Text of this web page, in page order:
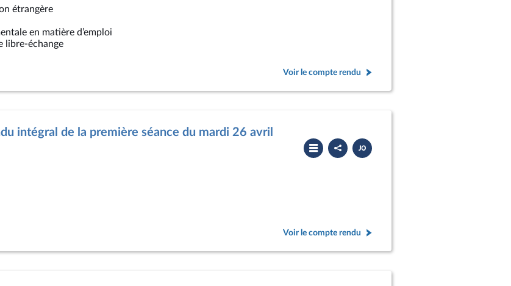
étrangère
en matière d’emploi
libre-échange
Voir le compte rendu
intégral de la première séance du mardi 26 avril
Partager
le
compte
Télécharger
le
PDF
Voir le compte rendu